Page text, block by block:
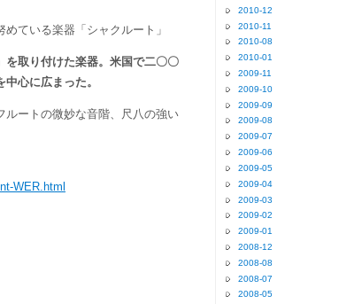
めている楽器「シャクルート」
を取り付けた楽器。米国で二〇〇
心に広まった。
ルートの微妙な音階、尺八の強い
WER.html
2010-12
2010-11
2010-08
2010-01
2009-11
2009-10
2009-09
2009-08
2009-07
2009-06
2009-05
2009-04
2009-03
2009-02
2009-01
2008-12
2008-08
2008-07
2008-05